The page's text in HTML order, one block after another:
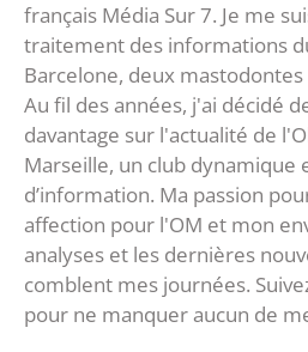
français Média Sur 7. Je me
traitement des informations
Barcelone, deux
Au fil des années, j'ai décidé
davantage sur l'actualité de
Marseille, un club dynamique
d’information. Ma passion
affection pour l'OM et mon
analyses et les dernières
comblent mes journées.
pour ne manquer aucun de